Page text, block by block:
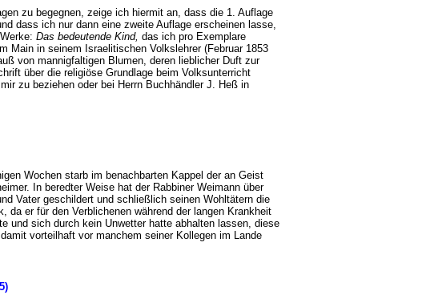
zu begegnen, zeige ich hiermit an, dass die 1. Auflage
dass ich nur dann eine zweite Auflage erscheinen lasse,
Das bedeutende Kind, das ich pro Exemplare
Main in seinem Israelitischen Volkslehrer (Februar 1853
von mannigfaltigen Blumen, deren lieblicher Duft zur
über die religiöse Grundlage beim Volksunterricht
zu beziehen oder bei Herrn Buchhändler J. Heß in
Wochen starb im benachbarten Kappel der an Geist
In beredter Weise hat der Rabbiner Weimann über
Vater geschildert und schließlich seinen Wohltätern die
da er für den Verblichenen während der langen Krankheit
und sich durch kein Unwetter hatte abhalten lassen, diese
vorteilhaft vor manchem seiner Kollegen im Lande